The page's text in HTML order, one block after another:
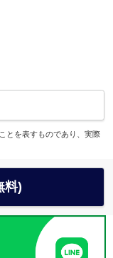
とを表すものであり、実際
料)